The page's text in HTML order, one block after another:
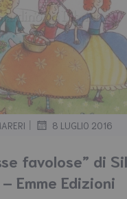
| 8 LUGLIO 2016
favolose” di
Emme Edizioni